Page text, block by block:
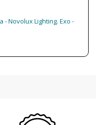
I
- Novolux Lighting. Exo -